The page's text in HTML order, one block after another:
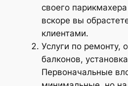
своего
вскоре вы
клиентами.
Услуги по ремонту,
балконов,
Первоначальные